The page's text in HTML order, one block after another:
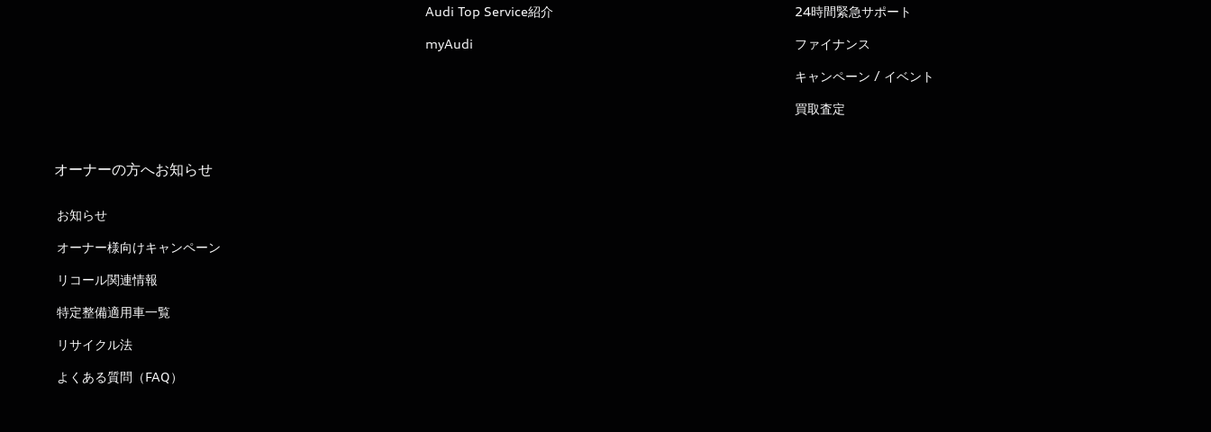
Audi Top Service紹介
myAudi
24時間緊急サポート
ファイナンス
キャンペーン / イベント
買取査定
オーナーの方へお知らせ
お知らせ
オーナー様向けキャンペーン
リコール関連情報
特定整備適用車一覧
リサイクル法
よくある質問（FAQ）